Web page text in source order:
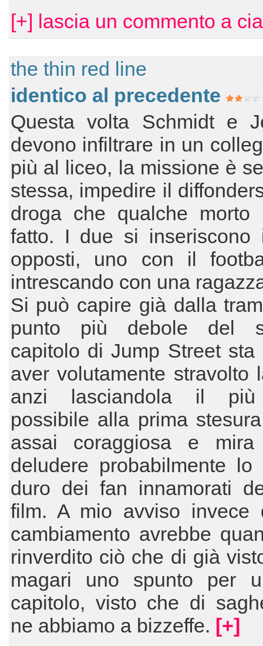
[+] lascia un commento a
the thin red line
identico al precedente
Questa volta Schmidt e
devono infiltrare in un
più al liceo, la missione è
stessa, impedire il
droga che qualche morto
fatto. I due si inseriscono
opposti, uno con il
intrescando con una
Si può capire già dalla
punto più debole del
capitolo di Jump Street sta
aver volutamente stravolto
anzi lasciandola il più
possibile alla prima
assai coraggiosa e
deludere probabilmente lo
duro dei fan innamorati
film. A mio avviso invece
cambiamento avrebbe
rinverdito ciò che di già
magari uno spunto per
capitolo, visto che di
ne abbiamo a bizzeffe. [+]